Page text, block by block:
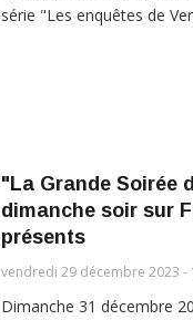
série "Les enquêtes de
"La Grande Soirée
dimanche soir sur
présents
vendredi 29 décembre 2023 -
Dimanche 31 décembre